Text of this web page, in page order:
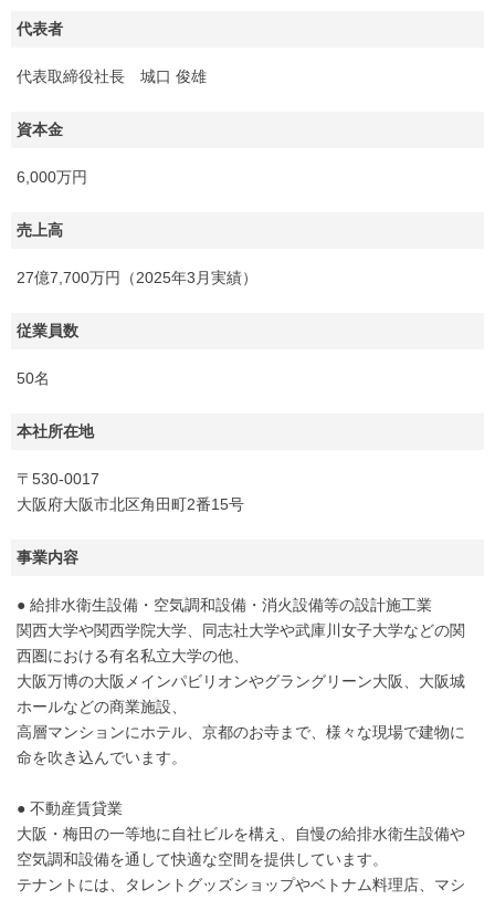
代表者
代表取締役社長 城口 俊雄
資本金
6,000万円
売上高
27億7,700万円（2025年3月実績）
従業員数
50名
本社所在地
〒530-0017
大阪府大阪市北区角田町2番15号
事業内容
● 給排水衛生設備・空気調和設備・消火設備等の設計施工業
関西大学や関西学院大学、同志社大学や武庫川女子大学などの関
西圏における有名私立大学の他、
大阪万博の大阪メインパビリオンやグラングリーン大阪、大阪城
ホールなどの商業施設、
高層マンションにホテル、京都のお寺まで、様々な現場で建物に
命を吹き込んでいます。
● 不動産賃貸業
大阪・梅田の一等地に自社ビルを構え、自慢の給排水衛生設備や
空気調和設備を通して快適な空間を提供しています。
テナントには、タレントグッズショップやベトナム料理店、マシ